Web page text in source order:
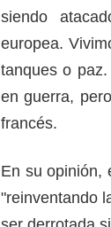
siendo
europea.
tanques o
en guerra,
francés.
En su opinión,
"reinventando